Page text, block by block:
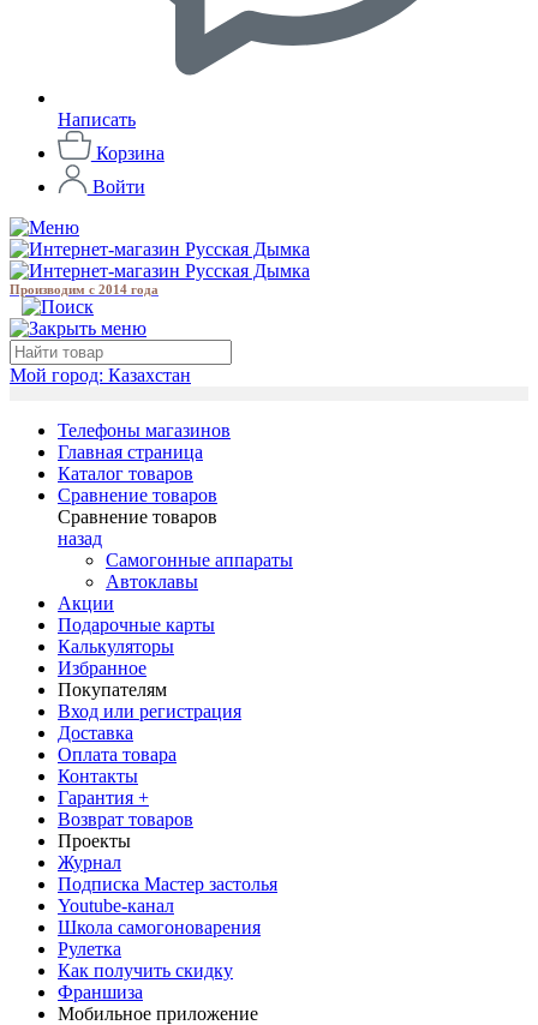
Написать
Корзина
Войти
Производим с 2014 года
Мой город: Казахстан
Телефоны магазинов
Главная страница
Каталог товаров
Сравнение товаров
Сравнение товаров
назад
Самогонные аппараты
Автоклавы
Акции
Подарочные карты
Калькуляторы
Избранное
Покупателям
Вход или регистрация
Доставка
Оплата товара
Контакты
Гарантия +
Возврат товаров
Проекты
Журнал
Подписка Мастер застолья
Youtube-канал
Школа самогоноварения
Рулетка
Как получить скидку
Франшиза
Мобильное приложение